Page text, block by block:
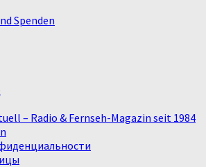
Spenden
– Radio & Fernseh-Magazin seit 1984